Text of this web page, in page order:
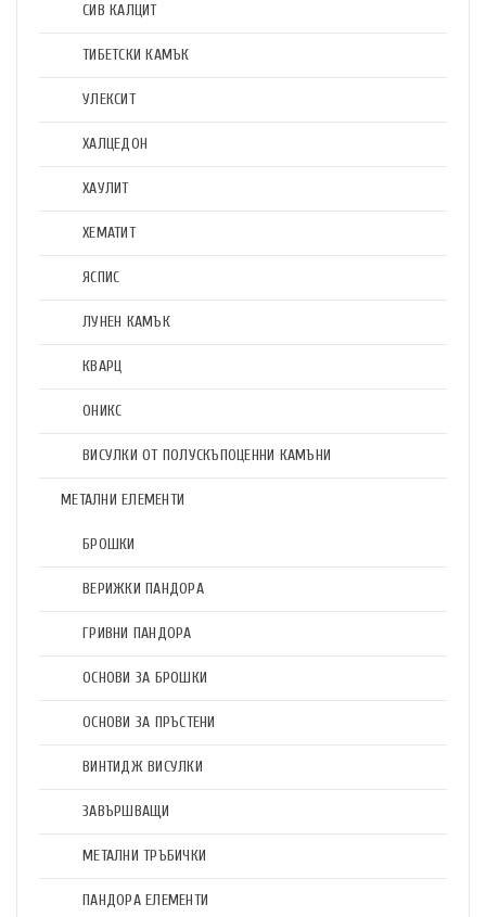
СИВ КАЛЦИТ
ТИБЕТСКИ КАМЪК
УЛЕКСИТ
ХАЛЦЕДОН
ХАУЛИТ
ХЕМАТИТ
ЯСПИС
ЛУНЕН КАМЪК
КВАРЦ
ОНИКС
ВИСУЛКИ ОТ ПОЛУСКЪПОЦЕННИ КАМЪНИ
МЕТАЛНИ ЕЛЕМЕНТИ
БРОШКИ
ВЕРИЖКИ ПАНДОРА
ГРИВНИ ПАНДОРА
ОСНОВИ ЗА БРОШКИ
ОСНОВИ ЗА ПРЪСТЕНИ
ВИНТИДЖ ВИСУЛКИ
ЗАВЪРШВАЩИ
МЕТАЛНИ ТРЪБИЧКИ
ПАНДОРА ЕЛЕМЕНТИ